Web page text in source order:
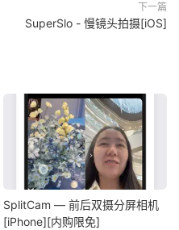
下一篇
SuperSlo - 慢镜头拍摄[iOS]
SplitCam — 前后双摄分屏相机
[iPhone][内购限免]